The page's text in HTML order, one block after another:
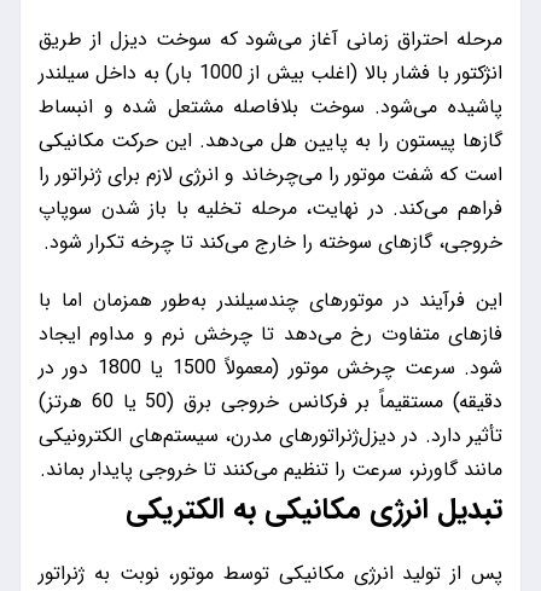
مرحله احتراق زمانی آغاز می‌شود که سوخت دیزل از طریق
انژکتور با فشار بالا (اغلب بیش از 1000 بار) به داخل سیلندر
پاشیده می‌شود. سوخت بلافاصله مشتعل شده و انبساط
گازها پیستون را به پایین هل می‌دهد. این حرکت مکانیکی
است که شفت موتور را می‌چرخاند و انرژی لازم برای ژنراتور را
فراهم می‌کند. در نهایت، مرحله تخلیه با باز شدن سوپاپ
خروجی، گازهای سوخته را خارج می‌کند تا چرخه تکرار شود.
این فرآیند در موتورهای چندسیلندر به‌طور همزمان اما با
فازهای متفاوت رخ می‌دهد تا چرخش نرم و مداوم ایجاد
شود. سرعت چرخش موتور (معمولاً 1500 یا 1800 دور در
دقیقه) مستقیماً بر فرکانس خروجی برق (50 یا 60 هرتز)
تأثیر دارد. در دیزل‌ژنراتورهای مدرن، سیستم‌های الکترونیکی
مانند گاورنر، سرعت را تنظیم می‌کنند تا خروجی پایدار بماند.
تبدیل انرژی مکانیکی به الکتریکی
پس از تولید انرژی مکانیکی توسط موتور، نوبت به ژنراتور